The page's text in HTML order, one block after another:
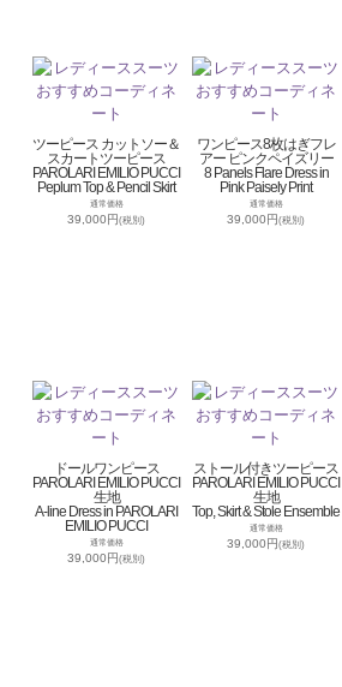
ツーピース カットソー＆
スカートツーピース
PAROLARI EMILIO PUCCI
Peplum Top & Pencil Skirt
通常価格
39,000円(税別)
ワンピース8枚はぎフレ
アー ピンクペイズリー
8 Panels Flare Dress in
Pink Paisely Print
通常価格
39,000円(税別)
ドールワンピース
PAROLARI EMILIO PUCCI
生地
A-line Dress in PAROLARI
EMILIO PUCCI
通常価格
39,000円(税別)
ストール付きツーピース
PAROLARI EMILIO PUCCI
生地
Top, Skirt & Stole Ensemble
通常価格
39,000円(税別)